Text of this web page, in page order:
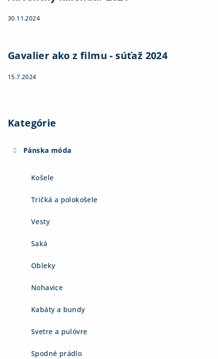
30.11.2024
Gavalier ako z filmu - súťaž 2024
15.7.2024
Kategórie
Pánska móda
Košele
Tričká a polokošele
Vesty
Saká
Obleky
Nohavice
Kabáty a bundy
Svetre a pulóvre
Spodné prádlo